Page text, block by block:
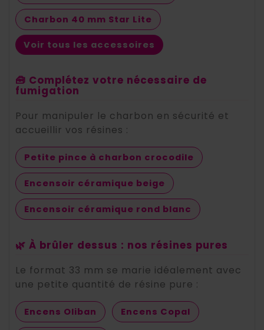
Charbon 40 mm Star Lite
Voir tous les accessoires
🧰 Complétez votre nécessaire de
fumigation
Pour manipuler le charbon en sécurité et
accueillir vos résines :
Petite pince à charbon crocodile
Encensoir céramique beige
Encensoir céramique rond blanc
🌿 À brûler dessus : nos résines pures
Le format 33 mm se marie idéalement avec
une petite quantité de résine pure :
Encens Oliban Encens Copal